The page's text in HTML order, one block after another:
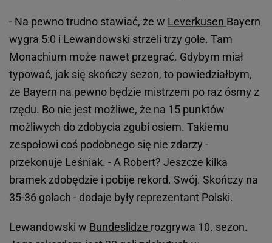
- Na pewno trudno stawiać, że w Leverkusen Bayern
wygra 5:0 i Lewandowski strzeli trzy gole. Tam
Monachium może nawet przegrać. Gdybym miał
typować, jak się skończy sezon, to powiedziałbym,
że Bayern na pewno będzie mistrzem po raz ósmy z
rzędu. Bo nie jest możliwe, że na 15 punktów
możliwych do zdobycia zgubi osiem. Takiemu
zespołowi coś podobnego się nie zdarzy -
przekonuje Leśniak. - A Robert? Jeszcze kilka
bramek zdobędzie i pobije rekord. Swój. Skończy na
35-36 golach - dodaje były reprezentant Polski.
Lewandowski w Bundeslidze rozgrywa 10. sezon.